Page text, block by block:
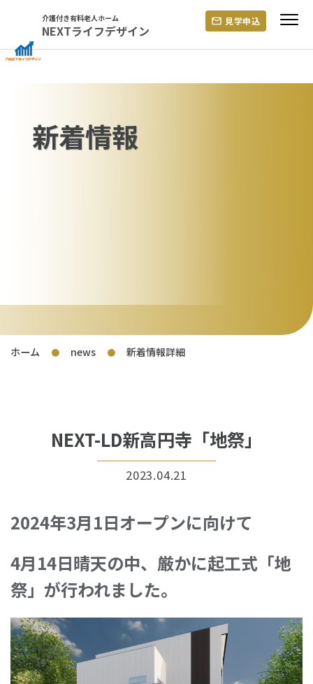
content
介護付き有料老人ホーム
NEXTライフデザイン
見学申込
新着情報
ホーム ● news ● 新着情報詳細
NEXT-LD新高円寺「地祭」
2023.04.21
2024年3月1日オープンに向けて
4月14日晴天の中、厳かに起工式「地
祭」が行われました。